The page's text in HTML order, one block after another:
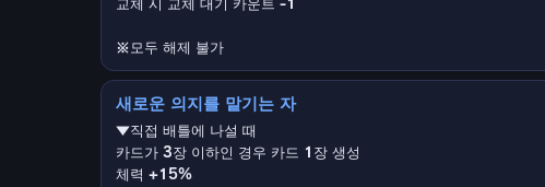
교체 시 교체 대기 카운트 -1
※모두 해제 불가
새로운 의지를 맡기는 자
▼직접 배틀에 나설 때
카드가 3장 이하인 경우 카드 1장 생성
체력 +15%